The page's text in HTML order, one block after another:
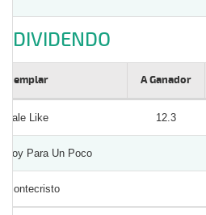
DIVIDENDO
Ejemplar A Ganador
Dale Like 12.3
Roy Para Un Poco
Montecristo